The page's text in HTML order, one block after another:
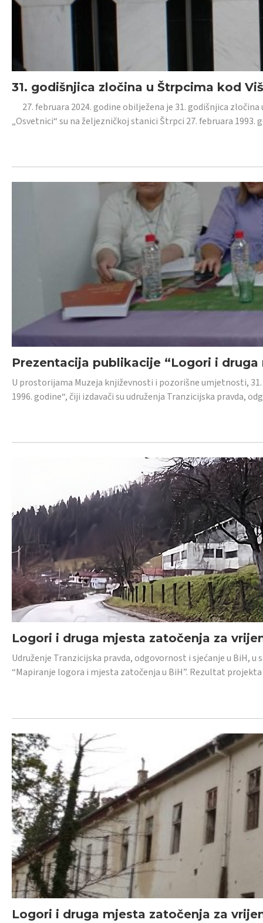
31. godišnjica zločina u Štrpcima kod
27. februara 2024. godine obilježena je 31. godišnjica
„Osvetnici“ su na željezničkoj stanici Štrpci 27. februara 1993.
Prezentacija publikacije “Logori i druga
U prostorijama Muzeja književnosti i pozorišne umjetnosti,
1996. godine“, čiji izdavači su udruženja Tranzicijska pravda,
Logori i druga mjesta zatočenja za
Udruženje Tranzicijska pravda, odgovornost i sjećanje u BiH,
“Mapiranje logora i mjesta zatočenja u BiH”. Rezultat
Logori i druga mjesta zatočenja za